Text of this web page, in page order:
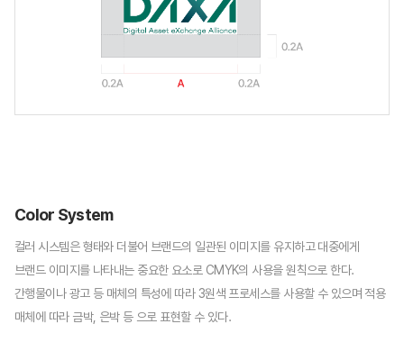
Color System
컬러 시스템은 형태와 더불어 브랜드의 일관된 이미지를 유지하고 대중에게
브랜드 이미지를 나타내는 중요한 요소로 CMYK의 사용을 원칙으로 한다.
간행물이나 광고 등 매체의 특성에 따라 3원색 프로세스를 사용할 수 있으며 적용
매체에 따라 금박, 은박 등 으로 표현할 수 있다.